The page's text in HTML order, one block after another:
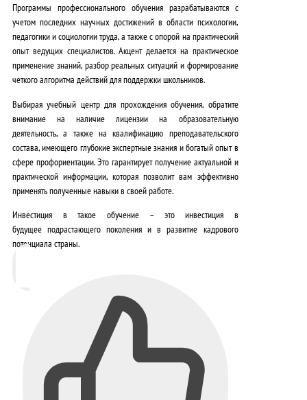
Программы профессионального обучения разрабатываются с
учетом последних научных достижений в области психологии,
педагогики и социологии труда, а также с опорой на практический
опыт ведущих специалистов. Акцент делается на практическое
применение знаний, разбор реальных ситуаций и формирование
четкого алгоритма действий для поддержки школьников.
Выбирая учебный центр для прохождения обучения, обратите
внимание на наличие лицензии на образовательную
деятельность, а также на квалификацию преподавательского
состава, имеющего глубокие экспертные знания и богатый опытв
сфере профориентации. Это гарантирует получение актуальной и
практической информации, которая позволит вам эффективно
применять полученные навыки в своей работе.
Инвестиция в такое обучение – этоинвестиция в
будущее подрастающего поколения и в развитие кадрового
потенциала страны.